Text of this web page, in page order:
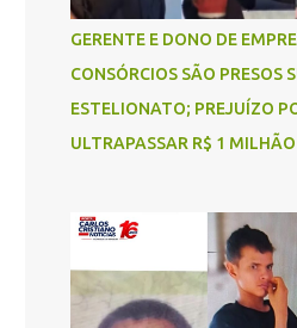
GERENTE E DONO DE
CONSÓRCIOS SÃO PRESOS
ESTELIONATO; PREJUÍZO
ULTRAPASSAR R$ 1 MILHÃO